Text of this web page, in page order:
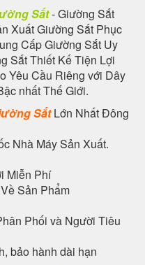
Sắt- Giường Sắt
Xuất Giường Sắt Phục
Cấp Giường Sắt Uy
Sắt Thiết Kế Tiện Lợi
Yêu Cầu Riêng với Dây
nhất Thế Giới.
SắtLớn Nhất Đông
Nhà Máy Sản Xuất.
Miễn Phí
Sản Phẩm
Phối và Người Tiêu
bảo hành dài hạn